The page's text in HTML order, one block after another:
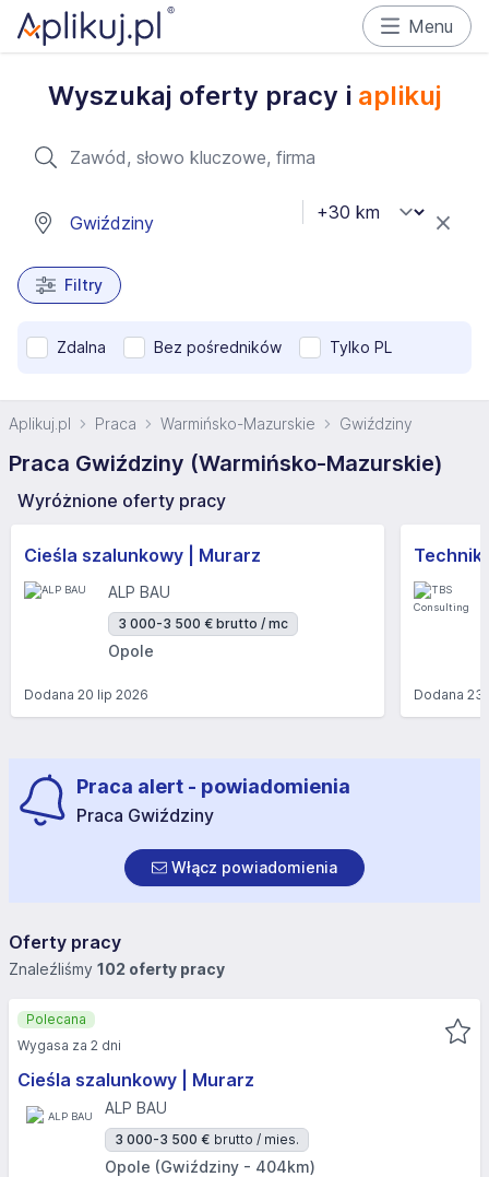
Menu
Wyszukaj oferty pracy i aplikuj
Filtry
Zdalna Bez pośredników Tylko PL
Aplikuj.pl Praca Warmińsko-Mazurskie Gwiździny
Praca Gwiździny (Warmińsko-Mazurskie)
Wyróżnione oferty pracy
Cieśla szalunkowy | Murarz
ALP BAU
3 000-3 500 € brutto / mc
Opole
Dodana 20 lip 2026 Dodana23
Praca alert - powiadomienia
Praca Gwiździny
Włącz powiadomienia
Oferty pracy
Znaleźliśmy 102 oferty pracy
Cieśla szalunkowy | Murarz
ALP BAU
3 000-3 500 € brutto / mies.
Opole (Gwiździny - 404km)
Polecana
Wygasa za 2 dni